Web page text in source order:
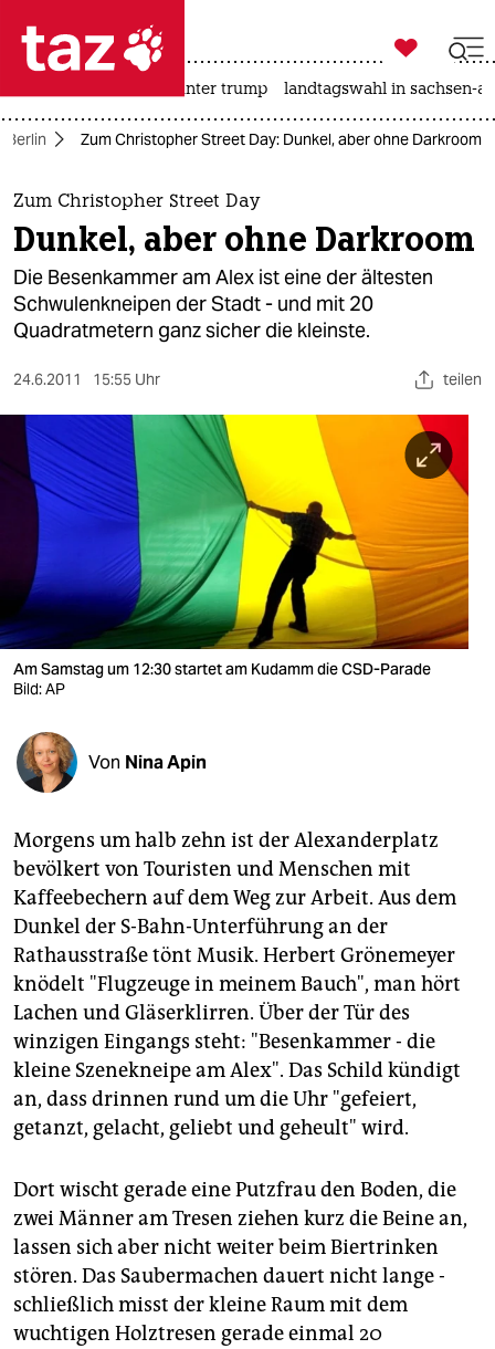
 taz zahl ich
taz zahl ich
themen
politik
öko
sport
berlin
nord
wahrheit
verlag
verlag
veranstaltungen
shop
unterstützen
abo
genossenschaft
epaper login

taz zahl ich
usa unter trump landtagswahl in sachsen-
Berlin Zum Christopher Street Day: Dunkel, aber ohne Darkroom
Zum Christopher Street Day
Dunkel, aber ohne Darkroom
Die Besenkammer am Alex ist eine der ältesten
Schwulenkneipen der Stadt - und mit 20
Quadratmetern ganz sicher die kleinste.
24.6.2011 15:55 Uhr teilen
Am Samstag um 12:30 startet am Kudamm die CSD-Parade
Bild: AP
Von Nina Apin
Morgens um halb zehn ist der Alexanderplatz
bevölkert von Touristen und Menschen mit
Kaffeebechern auf dem Weg zur Arbeit. Aus dem
Dunkel der S-Bahn-Unterführung an der
Rathausstraße tönt Musik. Herbert Grönemeyer
knödelt "Flugzeuge in meinem Bauch", man hört
Lachen und Gläserklirren. Über der Tür des
winzigen Eingangs steht: "Besenkammer - die
kleine Szenekneipe am Alex". Das Schild kündigt
an, dass drinnen rund um die Uhr "gefeiert,
getanzt, gelacht, geliebt und geheult" wird.
Dort wischt gerade eine Putzfrau den Boden, die
zwei Männer am Tresen ziehen kurz die Beine an,
lassen sich aber nicht weiter beim Biertrinken
stören. Das Saubermachen dauert nicht lange -
schließlich misst der kleine Raum mit dem
wuchtigen Holztresen gerade einmal 20